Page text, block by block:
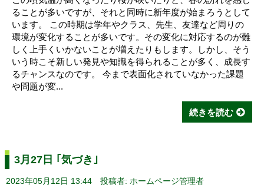
ることが多いですが、それと同時に新年度が始まろうとして
います。 この時期は学年やクラス、先生、友達など周りの
環境が変化することが多いです。その変化に対応するのが難
しく上手くいかないことが増えたりもします。しかし、そう
いう時こそ新しい発見や知識を得られることが多く、成長す
るチャンスなのです。 今まで表面化されていなかった課題
や問題が変...
続きを読む
3月27日 ｢気づき｣
2023年05月12日 13:44 投稿者: ホームページ管理者